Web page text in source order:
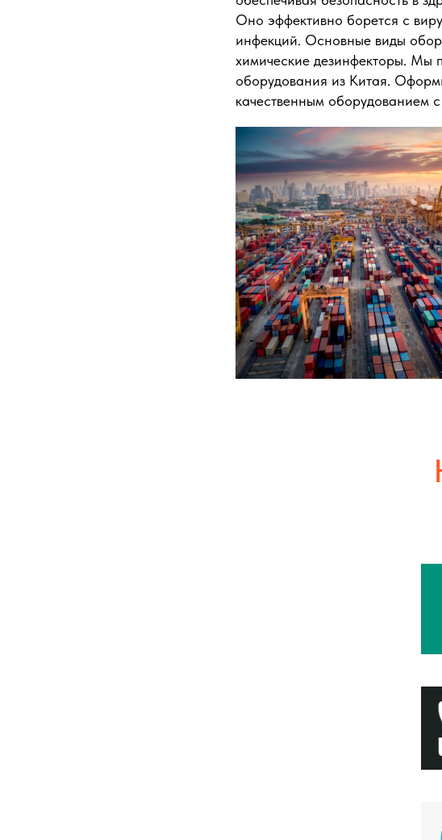
Оно эффективно борется с
инфекций. Основные виды
химические дезинфекторы. Мы
оборудования из Китая.
качественным оборудованием